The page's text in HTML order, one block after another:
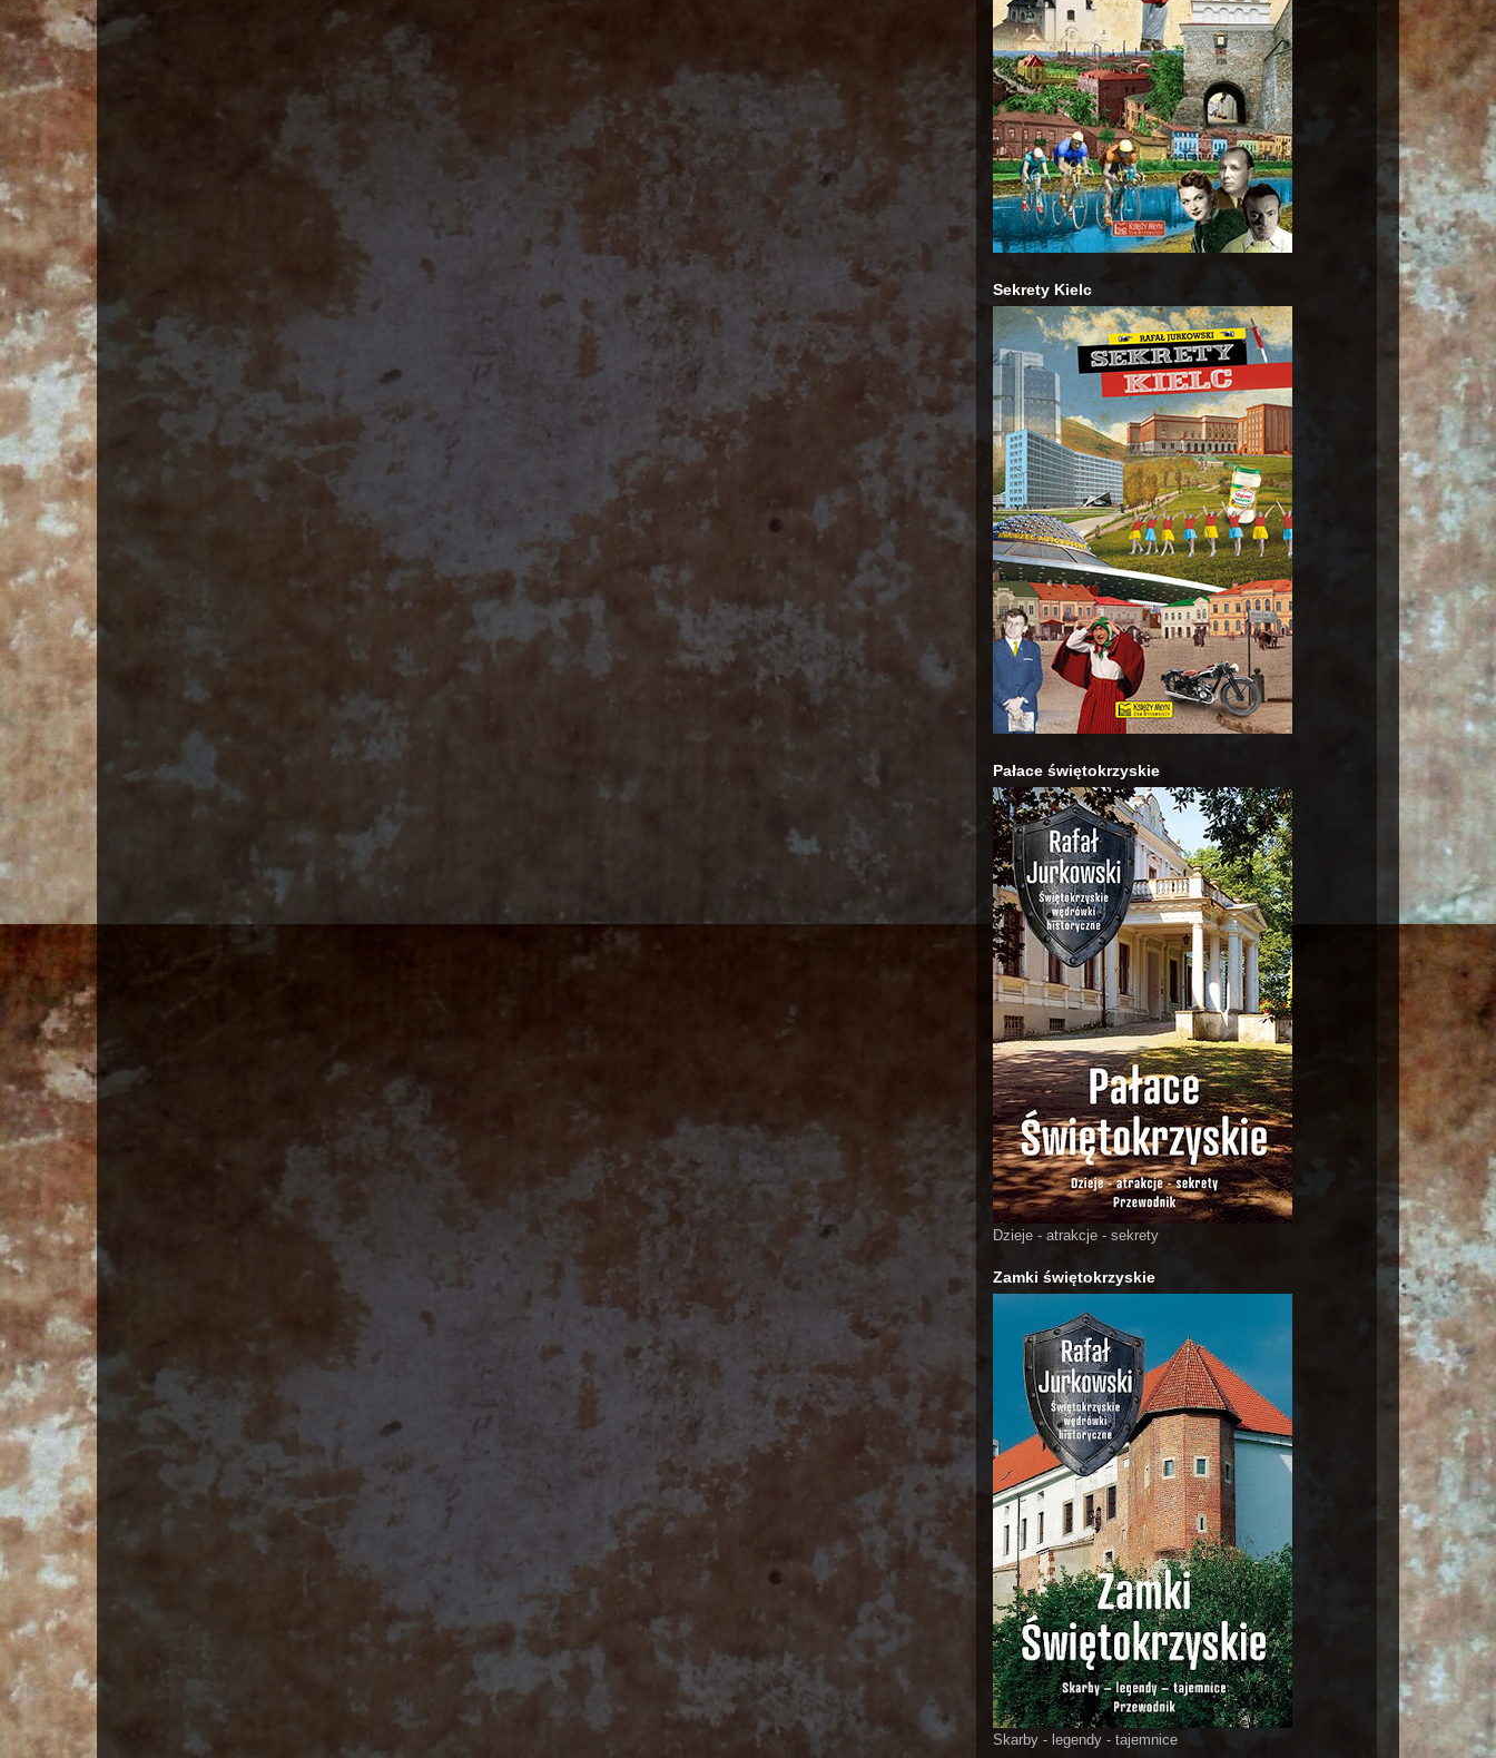
Sekrety Kielc
Pałace świętokrzyskie
Dzieje - atrakcje - sekrety
Zamki świętokrzyskie
Skarby - legendy - tajemnice